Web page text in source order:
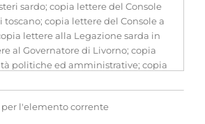
sardo; copia lettere del Console
toscano; copia lettere del Console a
lettere alla Legazione sarda in
al Governatore di Livorno; copia
politiche ed amministrative; copia
generale e commerciale;
e dichiare; registri Stato civile;
l'elemento corrente